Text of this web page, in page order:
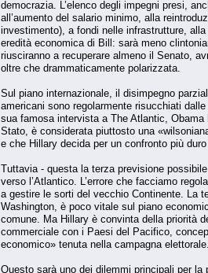
democrazia. L’elenco degli impegni presi,
all’aumento del salario minimo, alla
investimento), a fondi nelle infrastrutture,
eredità economica di Bill: sarà meno
riusciranno a recuperare almeno il Senato,
oltre che drammaticamente polarizzata.
Sul piano internazionale, il disimpegno
americani sono regolarmente risucchiati
sua famosa intervista a The Atlantic,
Stato, è considerata piuttosto una
e che Hillary decida per un confronto più
Tuttavia - questa la terza previsione
verso l’Atlantico. L’errore che facciamo
a gestire le sorti del vecchio Continente. La
Washington, è poco vitale sul piano
comune. Ma Hillary è convinta della priorità
commerciale con i Paesi del Pacifico,
economico» tenuta nella campagna
Questo sarà uno dei dilemmi principali per